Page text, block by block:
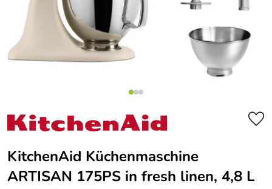
KitchenAid Küchenmaschine
ARTISAN 175PS in fresh linen, 4,8 L